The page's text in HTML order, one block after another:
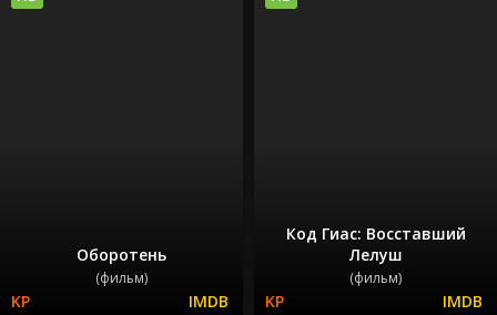
Оборотень
(фильм)
Код Гиас: Восставший
Лелуш
(фильм)